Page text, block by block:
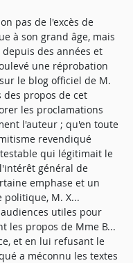
pas de l'excès de
à son grand âge, mais
des années et
une réprobation
le blog officiel de M.
des propos de cet
les proclamations
l'auteur ; qu'en toute
revendiqué
qui légitimait le
général de
emphase et un
M. X...
utiles pour
les propos de Mme B...
et en lui refusant le
a méconnu les textes